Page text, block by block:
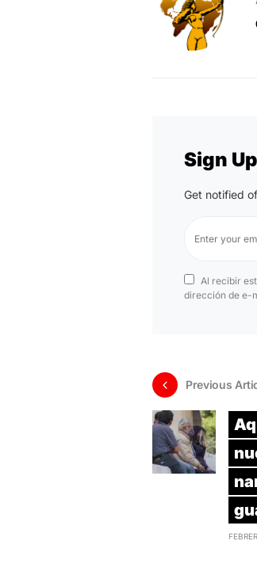
Sign
Get notified
Al recibir
dirección de e-
Previous